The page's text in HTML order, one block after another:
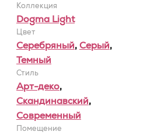
Коллекция
Dogma Light
Цвет
Серебряный,Серый,
Темный
Стиль
Арт-деко,
Скандинавский,
Современный
Помещение